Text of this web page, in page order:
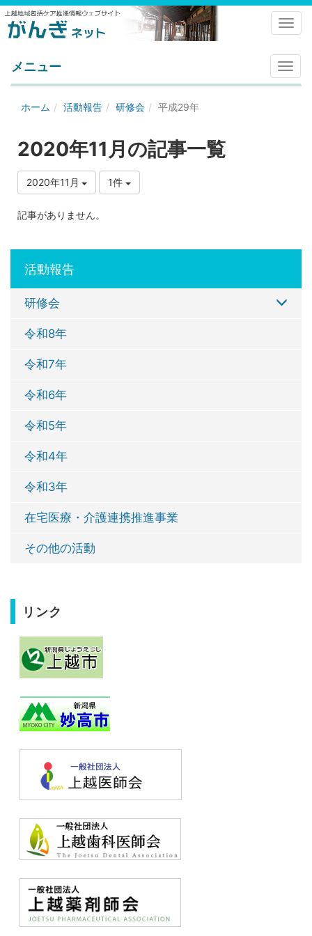
メ
ニ
メニュー
ホーム 活動報告 研修会 平成29年
2020年11月の記事一覧
2020年11月 1件
記事がありません。
活動報告
研修会
令和8年
令和7年
令和6年
令和5年
令和4年
令和3年
在宅医療・介護連携推進事業
その他の活動
リンク